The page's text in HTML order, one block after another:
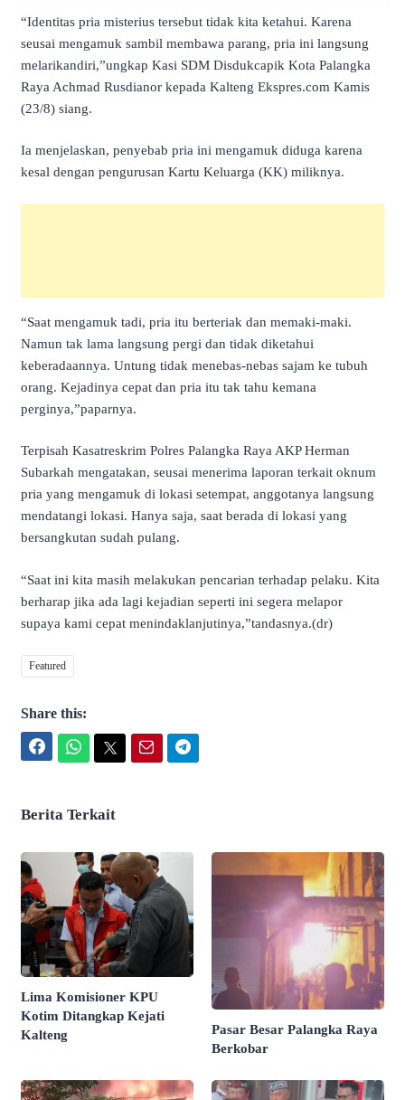
“Identitas pria misterius tersebut tidak kita ketahui. Karena
seusai mengamuk sambil membawa parang, pria ini langsung
melarikandiri,”ungkap Kasi SDM Disdukcapik Kota Palangka
Raya Achmad Rusdianor kepada Kalteng Ekspres.com Kamis
(23/8) siang.
Ia menjelaskan, penyebab pria ini mengamuk diduga karena
kesal dengan pengurusan Kartu Keluarga (KK) miliknya.
“Saat mengamuk tadi, pria itu berteriak dan memaki-maki.
Namun tak lama langsung pergi dan tidak diketahui
keberadaannya. Untung tidak menebas-nebas sajam ke tubuh
orang. Kejadinya cepat dan pria itu tak tahu kemana
perginya,”paparnya.
Terpisah Kasatreskrim Polres Palangka Raya AKP Herman
Subarkah mengatakan, seusai menerima laporan terkait oknum
pria yang mengamuk di lokasi setempat, anggotanya langsung
mendatangi lokasi. Hanya saja, saat berada di lokasi yang
bersangkutan sudah pulang.
“Saat ini kita masih melakukan pencarian terhadap pelaku. Kita
berharap jika ada lagi kejadian seperti ini segera melapor
supaya kami cepat menindaklanjutinya,”tandasnya.(dr)
Featured
Share this:
Berita Terkait
Lima Komisioner KPU
Kotim Ditangkap Kejati
Kalteng
Pasar Besar Palangka Raya
Berkobar